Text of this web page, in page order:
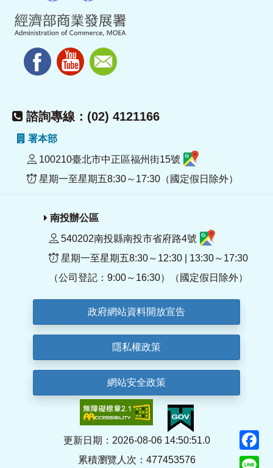
諮詢專線：(02) 4121166
署本部
100210臺北市中正區福州街15號
星期一至星期五8:30～17:30（國定假日除外）
南投辦公區
540202南投縣南投市省府路4號
星期一至星期五8:30～12:30 | 13:30～17:30
（公司登記：9:00～16:30）（國定假日除外）
政府網站資料開放宣告
隱私權政策
網站安全政策
更新日期：2026-08-06 14:50:51.0
累積瀏覽人次：477453576